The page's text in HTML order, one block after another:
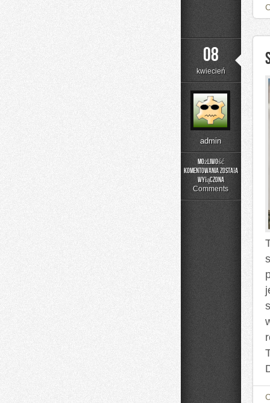
08
kwiecień
admin
Możliwość
komentowania
Symbolika
Kwiatów
została
wyłączona
Comments